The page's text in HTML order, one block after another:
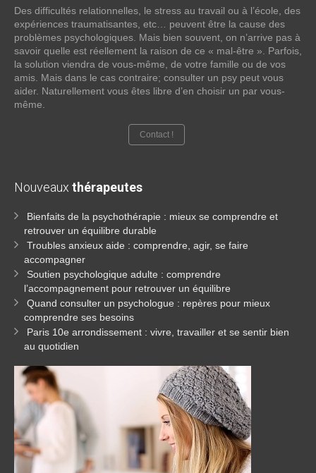
Des difficultés relationnelles, le stress au travail ou à l’école, des
expériences traumatisantes, etc… peuvent être la cause des
problèmes psychologiques. Mais bien souvent, on n’arrive pas à
savoir quelle est réellement la raison de ce « mal-être ». Parfois,
la solution viendra de vous-même, de votre famille ou de vos
amis. Mais dans le cas contraire; consulter un psy peut vous
aider. Naturellement vous êtes libre d’en choisir un par vous-
même.
Contact !
Nouveaux thérapeutes
Bienfaits de la psychothérapie : mieux se comprendre et
retrouver un équilibre durable
Troubles anxieux aide : comprendre, agir, se faire
accompagner
Soutien psychologique adulte : comprendre
l’accompagnement pour retrouver un équilibre
Quand consulter un psychologue : repères pour mieux
comprendre ses besoins
Paris 10e arrondissement : vivre, travailler et se sentir bien
au quotidien